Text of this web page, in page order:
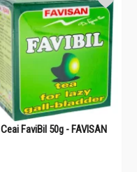
Ceai FaviBil 50g - FAVISAN